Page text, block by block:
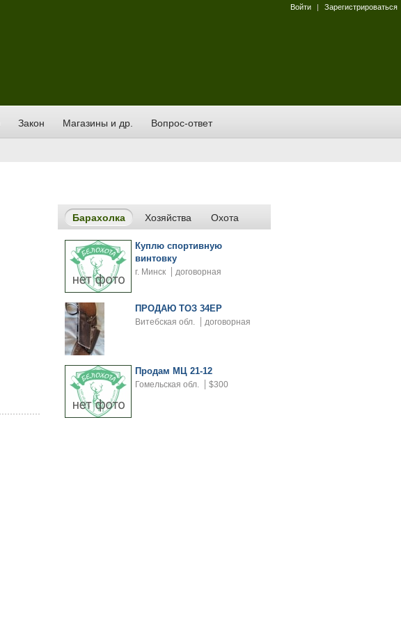
Войти | Зарегистрироваться
Закон Магазины и др. Вопрос-ответ
Барахолка Хозяйства Охота
Куплю спортивную
винтовку
г. Минск договорная
ПРОДАЮ ТОЗ 34ЕР
Витебская обл. договорная
Продам МЦ 21-12
Гомельская обл. $300